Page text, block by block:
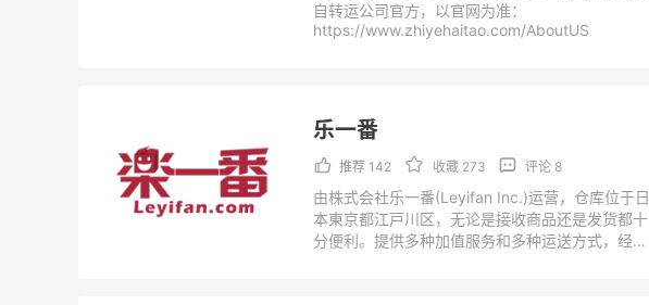
自转运公司官方，以官网为准：
https://www.zhiyehaitao.com/AboutUS
乐一番
推荐 142 收藏 273 评论 8
由株式会社乐一番(Leyifan Inc.)运营，仓库位于日
本東京都江戸川区，无论是接收商品还是发货都十
分便利。提供多种加值服务和多种运送方式，经济